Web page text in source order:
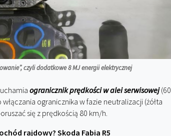
czyli dodatkowe 8 MJ energii elektrycznej
ogranicznik prędkości w alei serwisowej(60
ogranicznika w fazie neutralizacji (żółta
się z prędkością 80 km/h.
rajdowy? Skoda Fabia R5